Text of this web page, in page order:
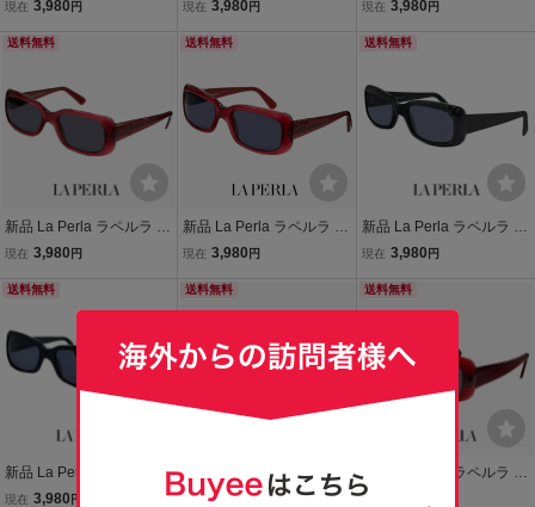
ズ ユニセックスモデル フ
現在 3,980 円
ズ ユニセックスモデル フ
ク
現在 3,980 円
ユニセックスモデル フレ
現在 3,980 円
送料無料
新品 La Perla ラペルラ サ
ングラス spe008-v64 ス
ズ ユニセックスモデル フ
レーム イタリア製
現在 3,980 円
送料無料
新品 La Perla ラペルラ サ
ングラス spe017-v64 ス
ズ ユニセックスモデル フ
レーム イタリア製
現在 3,980 円
送料無料
新品 La Perla ラペルラ サ
ングラス spe011 700 ス
ズ ユニセックスモデル フ
レーム イタリア製 ブラッ
現在 3,980 円
送料無料
新品 La Perla ラペルラ サ
ングラス spe008 700 ス
現在 3,980 円
送料無料
新品 La Perla ラペルラ サ
ングラス spe008-t31 スク
現在 3,980円
送料無料
新品 La Perla ラペルラ サ
ングラス spe011-954 ス
現在